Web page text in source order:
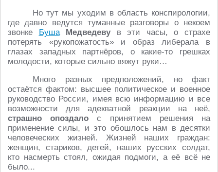
Но тут мы уходим в область конспирологии,
где давно ведутся туманные разговоры о некоем
звонке Буша Медведевув эти часы, о страхе
потерять «рукопожатость» и образ либерала в
глазах западных партнёров, о какие-то грешках
молодости, которые сильно вяжут руки…
Много разных предположений, но факт
остаётся фактом: высшее политическое и военное
руководство России, имея всю информацию и все
возможности для адекватной реакции на неё,
страшно опоздало с принятием решения на
применение силы, и это обошлось нам в десятки
человеческих жизней. Жизней наших граждан:
женщин, стариков, детей, наших русских солдат,
кто насмерть стоял, ожидая подмоги, а её всё не
было...